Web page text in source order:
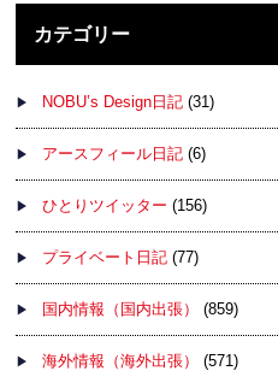
カテゴリー
NOBU’s Design日記 (31)
アースフィール日記 (6)
ひとりツイッター (156)
プライベート日記 (77)
国内情報（国内出張） (859)
海外情報（海外出張） (571)